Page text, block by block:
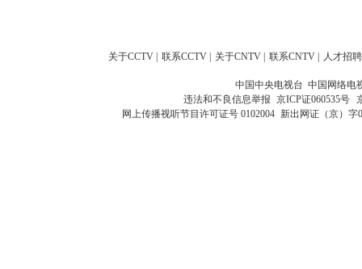
关于CCTV 联系CCTV 关于CNTV 联系CNTV 人才招聘
中国中央电视台 中国网络电
违法和不良信息举报 京ICP证060535号
网上传播视听节目许可证号 0102004 新出网证（京）